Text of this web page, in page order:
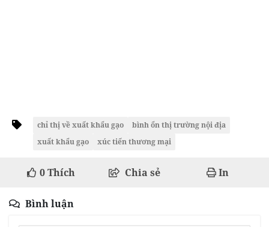
chỉ thị về xuất khẩu gạo
bình ổn thị trường nội địa
xuất khẩu gạo
xúc tiến thương mại
0Thích Chia sẻ In
Bình luận